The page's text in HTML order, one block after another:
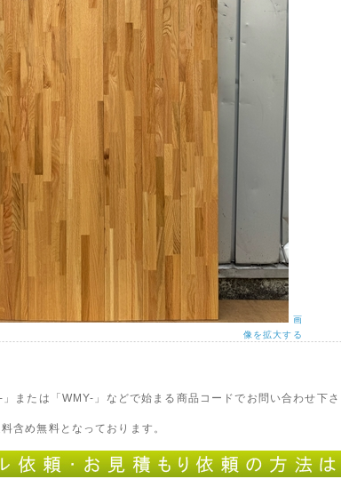
画
像を拡大する
または「WMY-」などで始まる商品コードでお問い合わせ下
含め無料となっております。